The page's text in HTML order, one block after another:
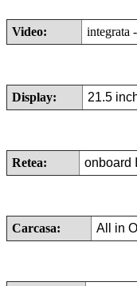
Video: integrata
Display: 21.5
Retea: onboard
Carcasa: All in